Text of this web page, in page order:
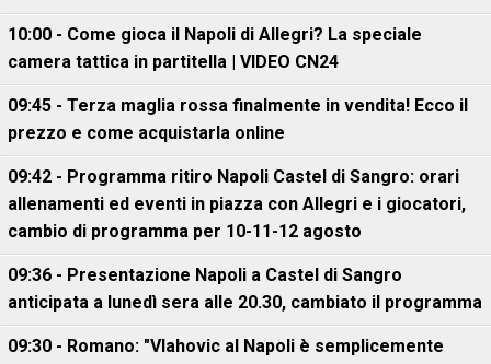
10:00 - Come gioca il Napoli di Allegri? La speciale
camera tattica in partitella | VIDEO CN24
09:45 - Terza maglia rossa finalmente in vendita! Ecco il
prezzo e come acquistarla online
09:42 - Programma ritiro Napoli Castel di Sangro: orari
allenamenti ed eventi in piazza con Allegri e i giocatori,
cambio di programma per 10-11-12 agosto
09:36 - Presentazione Napoli a Castel di Sangro
anticipata a lunedì sera alle 20.30, cambiato il programma
09:30 - Romano: "Vlahovic al Napoli è semplicemente